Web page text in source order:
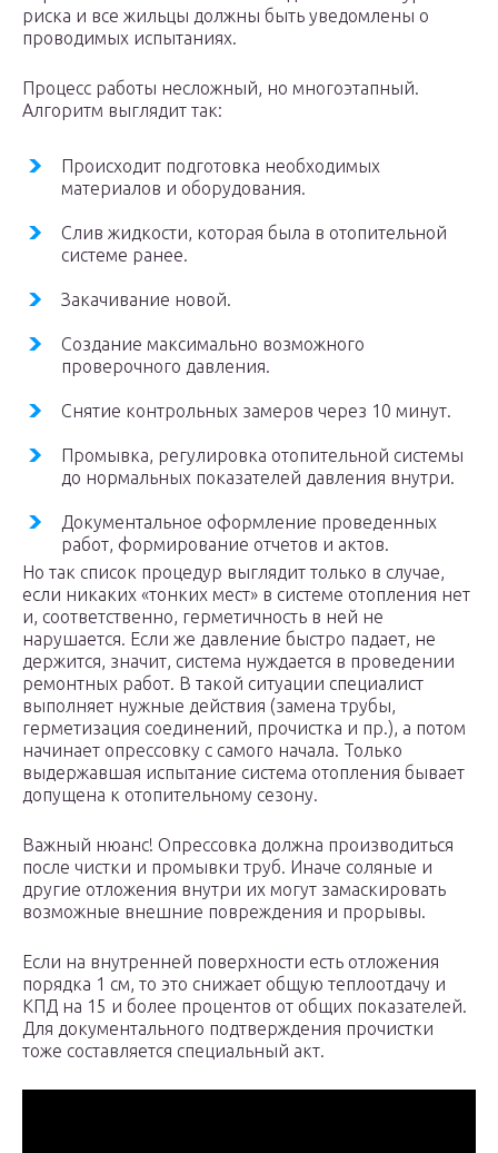
риска и все жильцы должны быть уведомлены о
проводимых испытаниях.
Процесс работы несложный, но многоэтапный.
Алгоритм выглядит так:
Происходит подготовка необходимых
материалов и оборудования.
Слив жидкости, которая была в отопительной
системе ранее.
Закачивание новой.
Создание максимально возможного
проверочного давления.
Снятие контрольных замеров через 10 минут.
Промывка, регулировка отопительной системы
до нормальных показателей давления внутри.
Документальное оформление проведенных
работ, формирование отчетов и актов.
Но так список процедур выглядит только в случае,
если никаких «тонких мест» в системе отопления нет
и, соответственно, герметичность в ней не
нарушается. Если же давление быстро падает, не
держится, значит, система нуждается в проведении
ремонтных работ. В такой ситуации специалист
выполняет нужные действия (замена трубы,
герметизация соединений, прочистка и пр.), а потом
начинает опрессовку с самого начала. Только
выдержавшая испытание система отопления бывает
допущена к отопительному сезону.
Важный нюанс! Опрессовка должна производиться
после чистки и промывки труб. Иначе соляные и
другие отложения внутри их могут замаскировать
возможные внешние повреждения и прорывы.
Если на внутренней поверхности есть отложения
порядка 1 см, то это снижает общую теплоотдачу и
КПД на 15 и более процентов от общих показателей.
Для документального подтверждения прочистки
тоже составляется специальный акт.